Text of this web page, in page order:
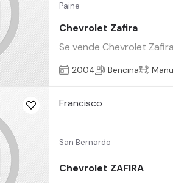
Paine
Chevrolet Zafira
Se vende Chevrolet
2004 Bencina
Francisco
San Bernardo
Chevrolet ZAFIRA